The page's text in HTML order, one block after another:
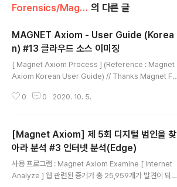
Forensics/Magnet AXIOM 의 다른 글
MAGNET Axiom - User Guide (Korea
n) #13 클라우드 소스 이미징
[ Magnet Axiom Process ] (Reference : Magnet
Axiom Korean User Guide) // Thanks Magnet Fo
n User Guide를 참고해도 된다고 허락을 구했습니다! A
에서 증거를 얻을 수 있습니다. 일부 플랫폼에서는 Magn
et AXIOM 가 스캔 중 발견하거나 자체적으로 생성하는
인증 토큰을 사용하여 대상의 계정에 로그인할 수도 있습
니다. Magnet AXIOM Cloud의 서비스가 지원하는 것
은 다음과 같습니다. Apple Box.com DropBox IMA
0 0 2020. 10. 5.
[Magnet Axiom] 제 5회 디지털 범인을 찾
아라 분석 #3 인터넷 분석(Edge)
사용 프로그램 : Magnet Axiom Examine [ Internet
Analyze ] 웹 관련된 증거가 총 25,959개가 발견이 되었